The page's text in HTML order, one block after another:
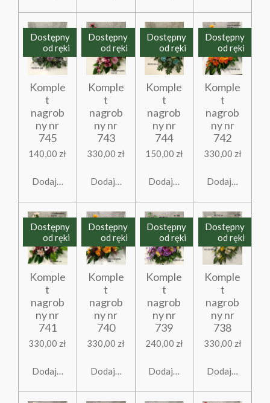
Dostępny
od ręki
Komple
t
nagrob
ny nr
745
140,00 zł
Dodaj do koszyka
Dostępny
od ręki
Komple
t
nagrob
ny nr
743
330,00 zł
Dodaj do koszyka
Dostępny
od ręki
Komple
t
nagrob
ny nr
744
150,00 zł
Dodaj do koszyka
Dostępny
od ręki
Komple
t
nagrob
ny nr
742
330,00 zł
Dodaj do
Dostępny
od ręki
Komple
t
nagrob
ny nr
741
330,00 zł
Dodaj do koszyka
Dostępny
od ręki
Komple
t
nagrob
ny nr
740
330,00 zł
Dodaj do koszyka
Dostępny
od ręki
Komple
t
nagrob
ny nr
739
240,00 zł
Dodaj do koszyka
Dostępny
od ręki
Komple
t
nagrob
ny nr
738
330,00 zł
Dodaj do